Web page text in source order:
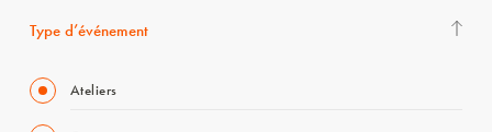
Type d’événement
Ateliers